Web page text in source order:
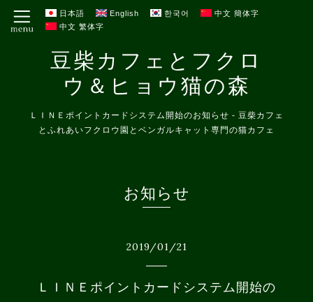
日本語 English 한국어
中文 簡体字
中文 繁体字
豆柴カフェとフクロ
ウ＆ヒョウ猫の森
ＬＩＮＥポイントカードシステム開始のお知らせ - 豆柴カフェ
とふれあいフクロウ園とベンガルキャット専門の猫カフェ
お知らせ
2019/01/21
ＬＩＮＥポイントカードシステム開始の